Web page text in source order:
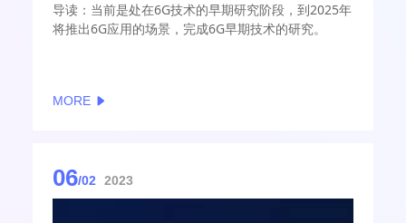
导读：当前是处在6G技术的早期研究阶段，到2025年
将推出6G应用的场景，完成6G早期技术的研究。
MORE
06/02 2023